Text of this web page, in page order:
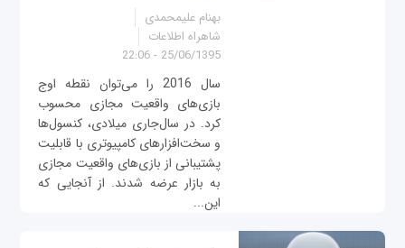
بهنام علیمحمدی
شاهراه اطلاعات
25/06/1395 - 22:06
سال 2016 را می‌توان نقطه اوج
بازی‌های واقعیت مجازی محسوب
کرد. در سال‌جاری میلادی، کنسول‌ها
و سخت‌افزارهای کامپیوتری با قابلیت
پشتیبانی از بازی‌های واقعیت مجازی
به بازار عرضه شدند. از آنجایی که
این...